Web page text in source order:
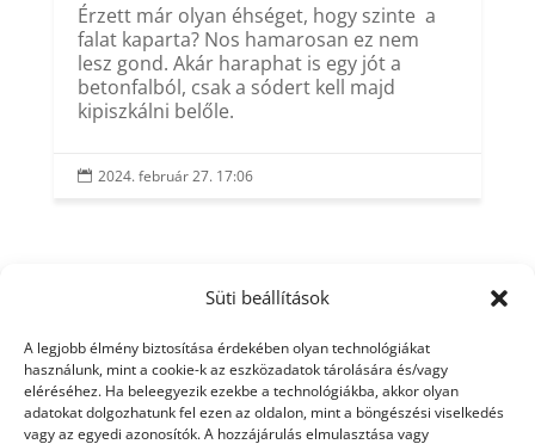
Süti beállítások
A legjobb élmény biztosítása érdekében olyan technológiákat
használunk, mint a cookie-k az eszközadatok tárolására és/vagy
eléréséhez. Ha beleegyezik ezekbe a technológiákba, akkor olyan
adatokat dolgozhatunk fel ezen az oldalon, mint a böngészési viselkedés
vagy az egyedi azonosítók. A hozzájárulás elmulasztása vagy
Érzett már olyan éhséget, hogy szinte a
falat kaparta? Nos hamarosan ez nem
lesz gond. Akár haraphat is egy jót a
betonfalból, csak a sódert kell majd
kipiszkálni belőle.
 2024. február 27. 17:06